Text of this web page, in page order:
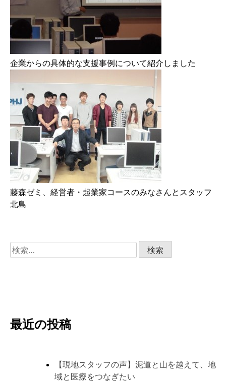
企業からの具体的な支援事例について紹介しました
藤森ゼミ、経営者・起業家コースのみなさんとスタッフ
北島
検
索:
最近の投稿
【現地スタッフの声】泥道と山を越えて、地
域と医療をつなぎたい